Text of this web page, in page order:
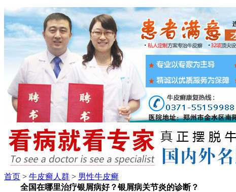
首页 > 牛皮癣人群 > 男性牛皮癣
全国在哪里治疗银屑病好？银屑病关节炎的诊断？